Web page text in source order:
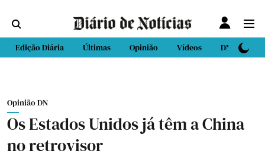
Edição Diária Últimas Opinião Vídeos DN Sport
Opinião DN
Os Estados Unidos já têm a China
no retrovisor